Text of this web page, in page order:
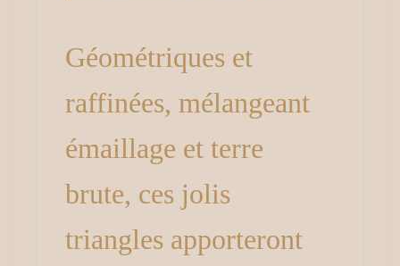
Géométriques et
raffinées, mélangeant
émaillage et terre
brute, ces jolis
triangles apporteront